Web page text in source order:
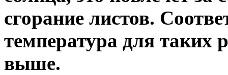
сгорание листов.
температура для таких
выше.